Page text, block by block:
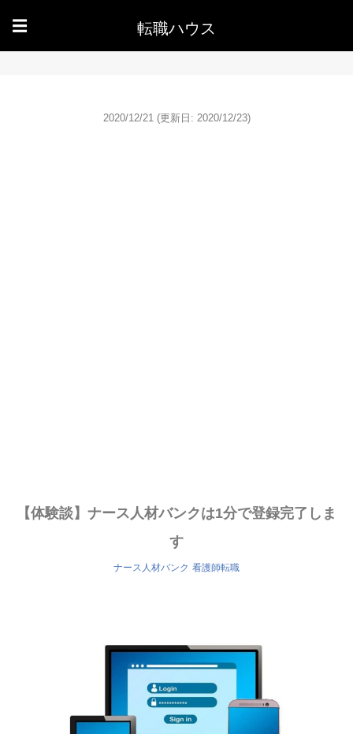
☰ 転職ハウス
2020/12/21 (更新日: 2020/12/23)
【体験談】ナース人材バンクは1分で登録完了しま
す
ナース人材バンク 看護師転職